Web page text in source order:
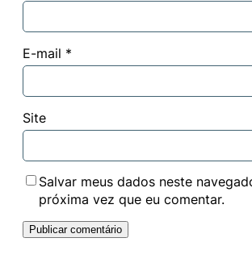
E-mail *
Site
Salvar meus dados neste
próxima vez que eu comentar.